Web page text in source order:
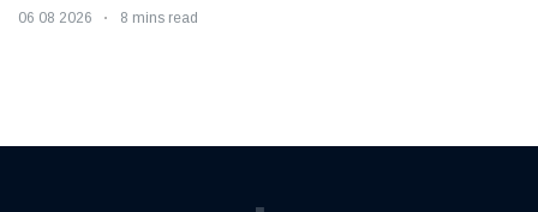
06 08 2026 8 mins read